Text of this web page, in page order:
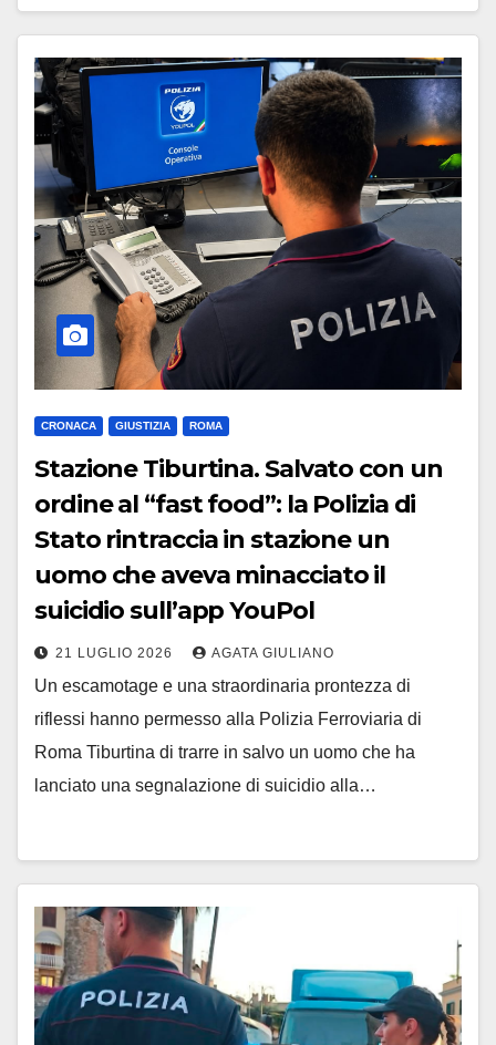
CRONACA GIUSTIZIA ROMA
Stazione Tiburtina. Salvato con un
ordine al “fast food”: la Polizia di
Stato rintraccia in stazione un
uomo che aveva minacciato il
suicidio sull’app YouPol
21 LUGLIO 2026 AGATA GIULIANO
Un escamotage e una straordinaria prontezza di
riflessi hanno permesso alla Polizia Ferroviaria di
Roma Tiburtina di trarre in salvo un uomo che ha
lanciato una segnalazione di suicidio alla…